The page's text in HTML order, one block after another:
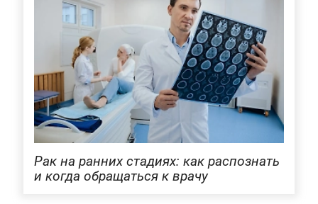
Рак на ранних стадиях: как распознать
и когда обращаться к врачу